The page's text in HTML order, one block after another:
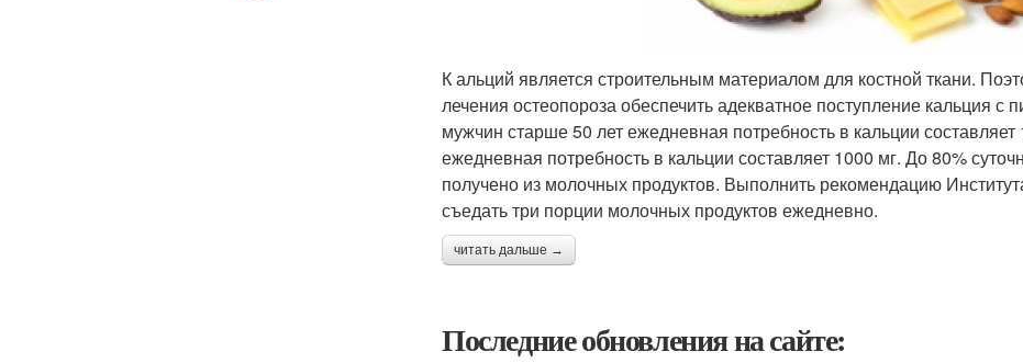
К альций является строительным материалом для костной ткани.
лечения остеопороза обеспечить адекватное поступление кальция
мужчин старше 50 лет ежедневная потребность в кальции
ежедневная потребность в кальции составляет 1000 мг. До 80%
получено из молочных продуктов. Выполнить рекомендацию
съедать три порции молочных продуктов ежедневно.
читать дальше →
Последние обновления на сайте: